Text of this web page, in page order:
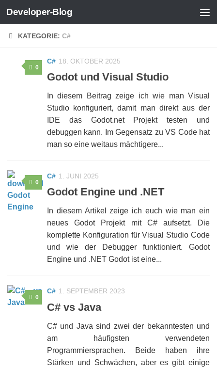
Zum Inhalt springen
Developer-Blog
KATEGORIE: C#
0
C# 18. OKTOBER 2025
Godot und Visual Studio
In diesem Beitrag zeige ich wie man Visual
Studio konfiguriert, damit man direkt aus der
IDE das Godot.net Projekt testen und
debuggen kann. Im Gegensatz zu VS Code hat
man so eine weitaus mächtigere...
0
C# 1. JUNI 2025
Godot Engine und .NET
In diesem Artikel zeige ich euch wie man ein
neues Godot Projekt mit C# aufsetzt. Die
komplette Konfiguration für Visual Studio Code
und wie der Debugger funktioniert. Godot
Engine und .NET Godot ist eine...
0
C# 1. SEPTEMBER 2023
C# vs Java
C# und Java sind zwei der bekanntesten und
am häufigsten verwendeten
Programmiersprachen. Beide haben ihre
Stärken und Schwächen, aber es gibt einige